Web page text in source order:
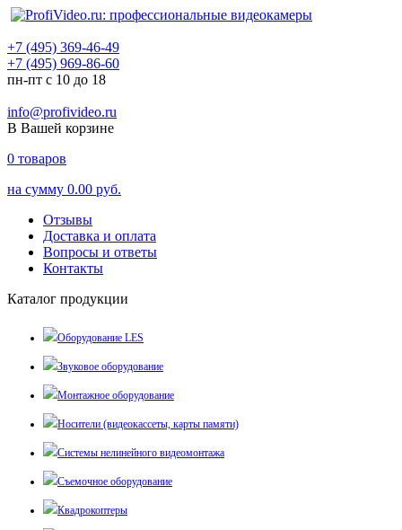
+7 (495) 369-46-49
+7 (495) 969-86-60
пн-пт с 10 до 18
info@profivideo.ru
В Вашей корзине
0 товаров
на сумму 0.00 руб.
Отзывы
Доставка и оплата
Вопросы и ответы
Контакты
Каталог продукции
Оборудование LES
Звуковое оборудование
Монтажное оборудование
Носители (видеокассеты, карты памяти)
Системы нелинейного видеомонтажа
Съемочное оборудование
Квадрокоптеры